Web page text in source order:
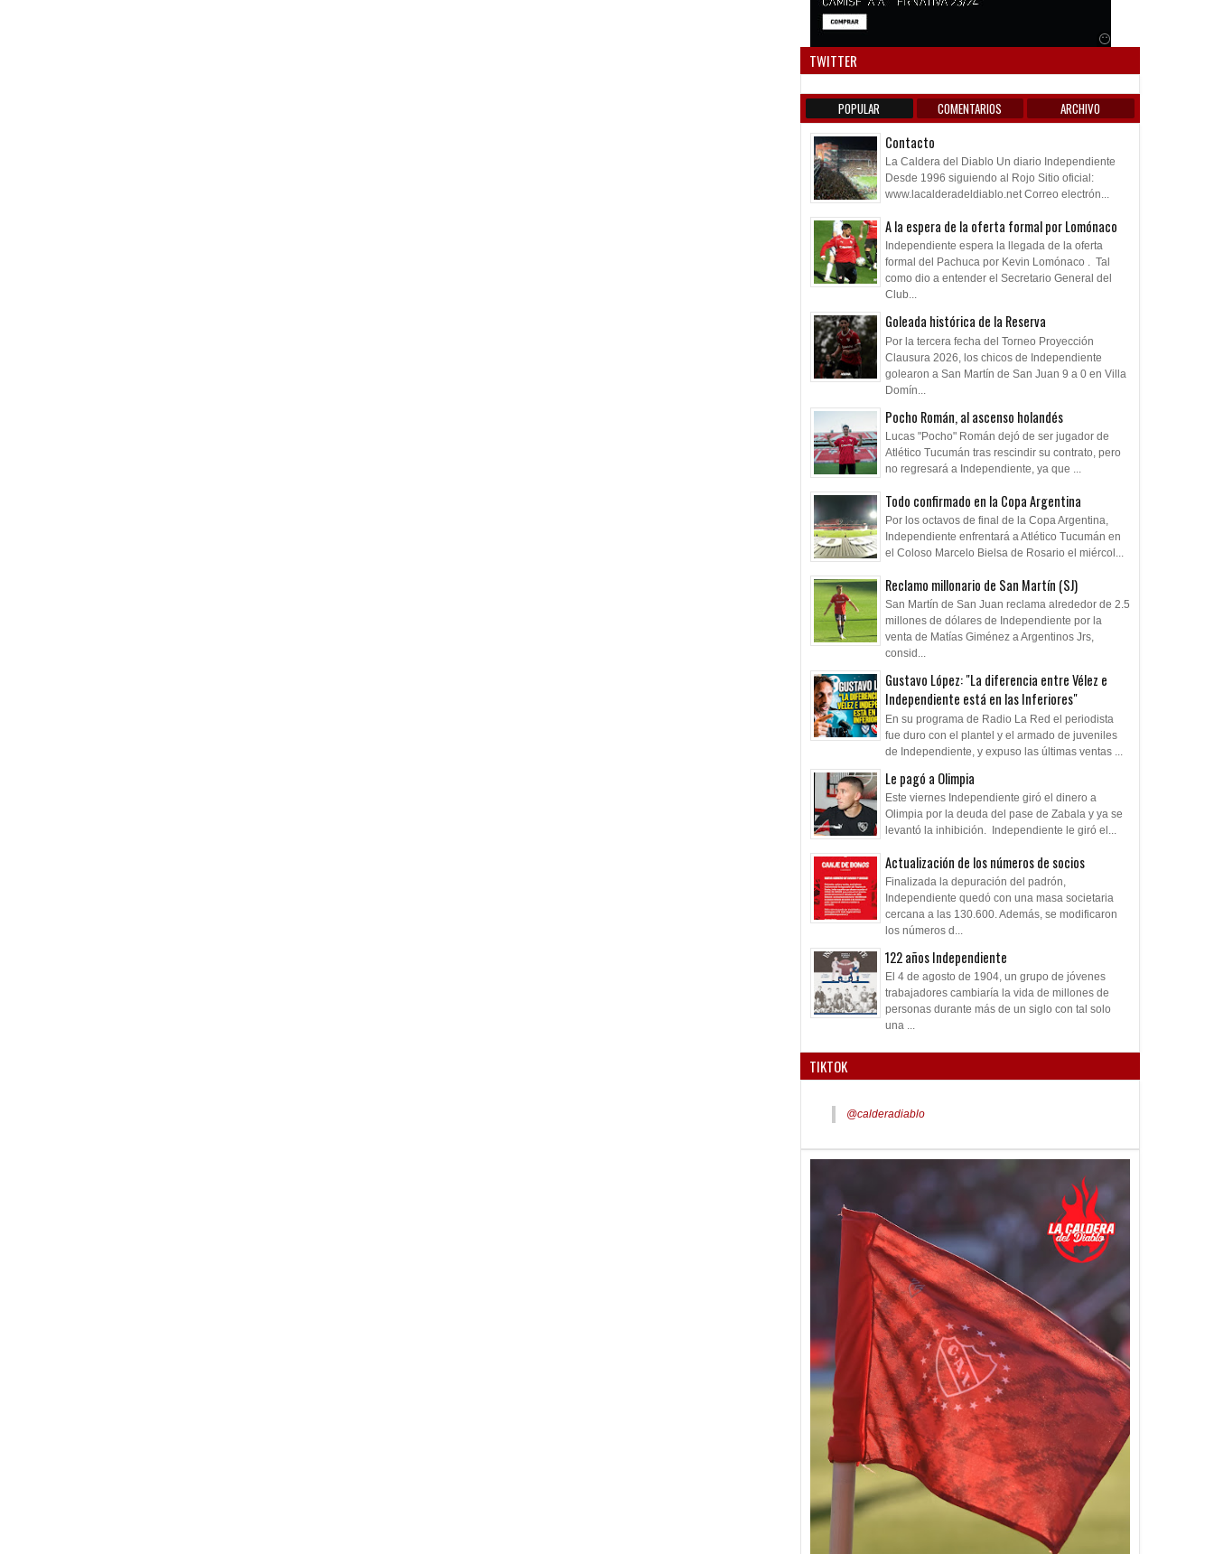
TWITTER
POPULAR COMENTARIOS ARCHIVO
Contacto
La Caldera del Diablo Un diario Independiente
Desde 1996 siguiendo al Rojo Sitio oficial:
www.lacalderadeldiablo.net Correo electrón...
A la espera de la oferta formal por Lomónaco
Independiente espera la llegada de la oferta
formal del Pachuca por Kevin Lomónaco . Tal
como dio a entender el Secretario General del
Club...
Goleada histórica de la Reserva
Por la tercera fecha del Torneo Proyección
Clausura 2026, los chicos de Independiente
golearon a San Martín de San Juan 9 a 0 en Villa
Domín...
Pocho Román, al ascenso holandés
Lucas "Pocho" Román dejó de ser jugador de
Atlético Tucumán tras rescindir su contrato, pero
no regresará a Independiente, ya que ...
Todo confirmado en la Copa Argentina
Por los octavos de final de la Copa Argentina,
Independiente enfrentará a Atlético Tucumán en
el Coloso Marcelo Bielsa de Rosario el miércol...
Reclamo millonario de San Martín (SJ)
San Martín de San Juan reclama alrededor de 2.5
millones de dólares de Independiente por la
venta de Matías Giménez a Argentinos Jrs,
consid...
Gustavo López: "La diferencia entre Vélez e
Independiente está en las Inferiores"
En su programa de Radio La Red el periodista
fue duro con el plantel y el armado de juveniles
de Independiente, y expuso las últimas ventas ...
Le pagó a Olimpia
Este viernes Independiente giró el dinero a
Olimpia por la deuda del pase de Zabala y ya se
levantó la inhibición. Independiente le giró el...
Actualización de los números de socios
Finalizada la depuración del padrón,
Independiente quedó con una masa societaria
cercana a las 130.600. Además, se modificaron
los números d...
122 años Independiente
El 4 de agosto de 1904, un grupo de jóvenes
trabajadores cambiaría la vida de millones de
personas durante más de un siglo con tal solo
una ...
TIKTOK
@calderadiablo